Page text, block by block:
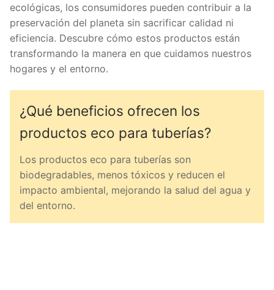
ecológicas, los consumidores pueden contribuir a la
preservación del planeta sin sacrificar calidad ni
eficiencia. Descubre cómo estos productos están
transformando la manera en que cuidamos nuestros
hogares y el entorno.
¿Qué beneficios ofrecen los
productos eco para tuberías?
Los productos eco para tuberías son
biodegradables, menos tóxicos y reducen el
impacto ambiental, mejorando la salud del agua y
del entorno.